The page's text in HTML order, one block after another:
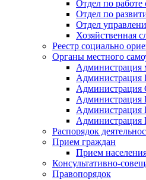
Отдел по работе
Отдел по
Отдел
Хозяйственная
Реестр социально
Органы местного
Администрация
Администрация
Администрация
Администрация
Администрация
Администрация
Распорядок
Прием граждан
Прием
Консультативно-
Правопорядок